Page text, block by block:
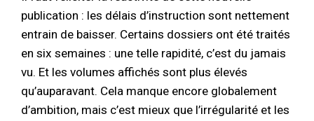
publication : les délais d’instruction sont nettement
entrain de baisser. Certains dossiers ont été traités
en six semaines : une telle rapidité, c’est du jamais
vu. Et les volumes affichés sont plus élevés
qu’auparavant. Cela manque encore globalement
d’ambition, mais c’est mieux que l’irrégularité et les